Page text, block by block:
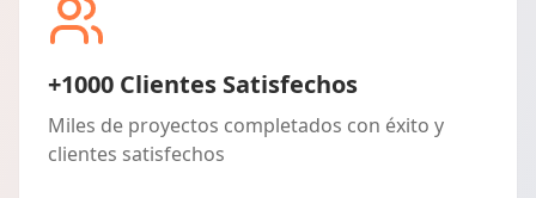
+1000 Clientes Satisfechos
Miles de proyectos completados con éxito y
clientes satisfechos